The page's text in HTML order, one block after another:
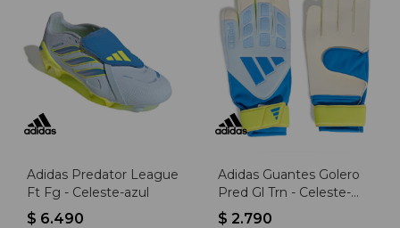
Adidas Predator League
Ft Fg - Celeste-azul
$ 6.490
Adidas Guantes Golero
Pred Gl Trn - Celeste-
azul
$ 2.790